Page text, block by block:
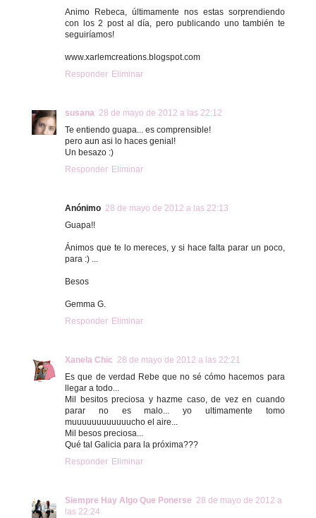
Animo Rebeca, últimamente nos estas sorprendiendo
con los 2 post al día, pero publicando uno también te
seguiríamos!
www.xarlemcreations.blogspot.com
Responder Eliminar
susana 28 de mayo de 2012 a las 22:12
Te entiendo guapa... es comprensible!
pero aun asi lo haces genial!
Un besazo :)
Responder Eliminar
Anónimo 28 de mayo de 2012 a las 22:13
Guapa!!
Ánimos que te lo mereces, y si hace falta parar un poco,
para :) ...
Besos
Gemma G.
Responder Eliminar
Xanela Chic 28 de mayo de 2012 a las 22:21
Es que de verdad Rebe que no sé cómo hacemos para
llegar a todo...
Mil besitos preciosa y hazme caso, de vez en cuando
parar no es malo... yo ultimamente tomo
muuuuuuuuuuuucho el aire...
Mil besos preciosa...
Qué tal Galicia para la próxima???
Responder Eliminar
Siempre Hay Algo Que Ponerse 28 de mayo de 2012 a
las 22:24